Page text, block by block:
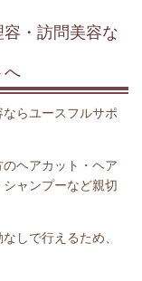
・訪問美容な
へ
らユースフルサポ
ヘアカット・ヘア
ャンプーなど親切
しで行えるため、